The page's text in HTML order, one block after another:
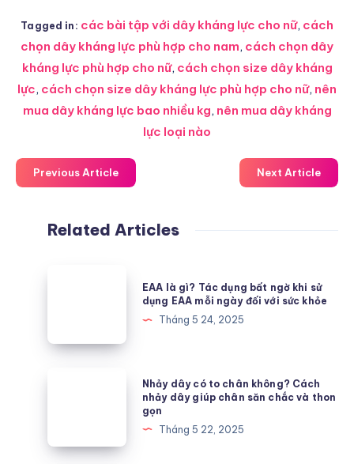
Tagged in: các bài tập với dây kháng lực cho nữ, cách
chọn dây kháng lực phù hợp cho nam, cách chọn dây
kháng lực phù hợp cho nữ, cách chọn size dây kháng
lực, cách chọn size dây kháng lực phù hợp cho nữ, nên
mua dây kháng lực bao nhiều kg, nên mua dây kháng
lực loại nào
Previous Article Next Article
Related Articles
dụng
dụng
EAA là gì? Tác dụng bất ngờ khi sử
dụng EAA mỗi ngày đối với sức khỏe
Tháng 5 24, 2025
chân
Nhảy dây có to chân không? Cách
nhảy dây giúp chân săn chắc và thon
gọn
Tháng 5 22, 2025